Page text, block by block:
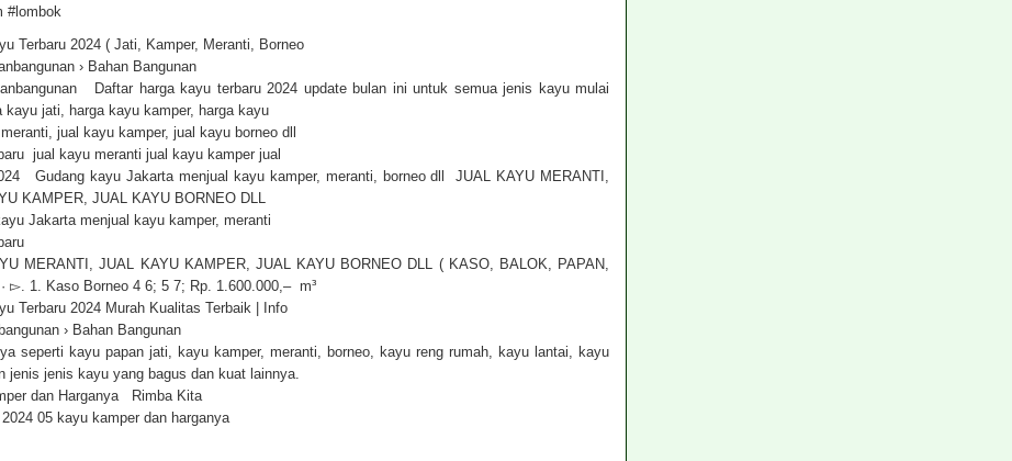
#lombok
Terbaru 2024 ( Jati, Kamper, Meranti, Borneo
› Bahan Bangunan
Daftar harga kayu terbaru 2024 update bulan ini untuk semua jenis kayu mulai
kayu jati, harga kayu kamper, harga kayu
jual kayu kamper, jual kayu borneo dll
jual kayu meranti jual kayu kamper jual
Gudang kayu Jakarta menjual kayu kamper, meranti, borneo dll JUAL KAYU MERANTI,
KAMPER, JUAL KAYU BORNEO DLL
Jakarta menjual kayu kamper, meranti
MERANTI, JUAL KAYU KAMPER, JUAL KAYU BORNEO DLL ( KASO, BALOK, PAPAN,
▻. 1. Kaso Borneo 4 6; 5 7; Rp. 1.600.000,– m³
Terbaru 2024 Murah Kualitas Terbaik | Info
› Bahan Bangunan
seperti kayu papan jati, kayu kamper, meranti, borneo, kayu reng rumah, kayu lantai, kayu
jenis jenis kayu yang bagus dan kuat lainnya.
dan Harganya Rimba Kita
05 kayu kamper dan harganya